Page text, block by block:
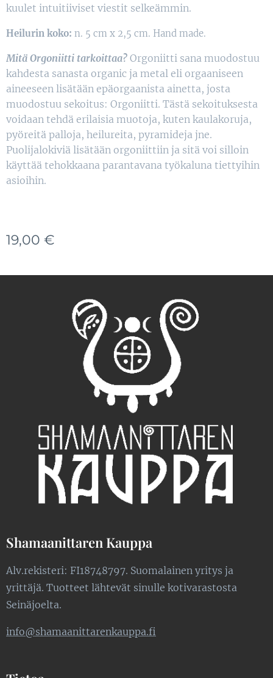
kuulet intuitiiviset viestit selkeämmin.
Heilurin koko: n. 5 cm x 2,5 cm. Hand made.
Mitä Orgoniitti tarkoittaa? Orgoniitti sana muodostuu
kahdesta sanasta organic ja metal eli orgaaniseen
aineeseen lisätään epäorgaanista ainetta, josta
muodostuu sekoitus: Orgoniitti. Tästä sekoituksesta
voidaan tehdä erilaisia muotoja, kuten kaulakoruja,
pyöreitä palloja, heilureita, pyramideja jne.
Puolijalokiviä lisätään orgoniittiin ja sitä voi silloin
käyttää tehokkaana parantavana työkaluna tiettyihin
asioihin.
19,00 €
Shamaanittaren Kauppa
Alv.rekisteri: FI18748797. Suomalainen yritys ja
yrittäjä. Tuotteet lähtevät sinulle kotivarastosta
Seinäjoelta.
info@shamaanittarenkauppa.fi